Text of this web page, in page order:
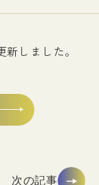
保護方針
しました。
次の記事